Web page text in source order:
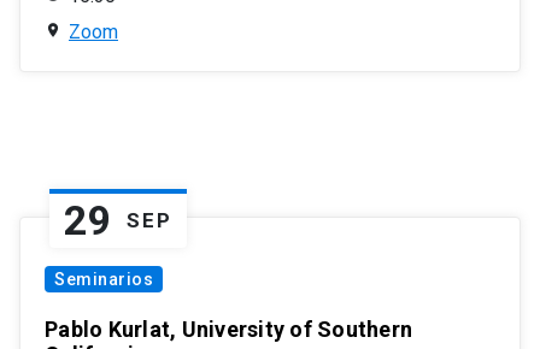
Zoom
29 SEP
Seminarios
Pablo Kurlat, University of Southern